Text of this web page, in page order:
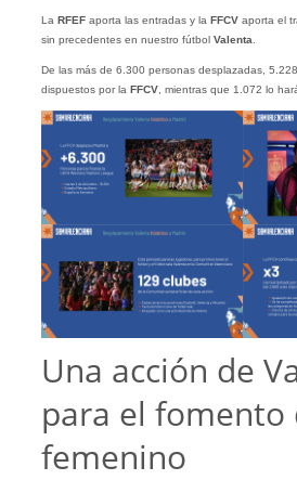
La RFEFaporta las entradas y la FFCVaporta el
sin precedentes en nuestro fútbol Valenta.
De las más de 6.300 personas desplazadas,
dispuestos por la FFCV, mientras que 1.072 lo
Una acción de
para el fomento
femenino